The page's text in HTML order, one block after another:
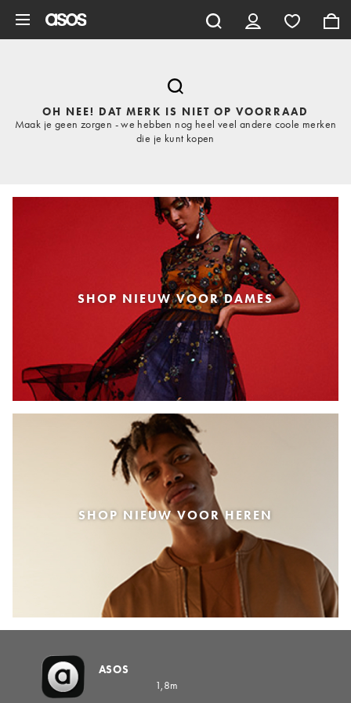
OH NEE! DAT MERK IS NIET OP VOORRAAD
Maak je geen zorgen - we hebben nog heel veel andere coole merken
die je kunt kopen
SHOP NIEUW VOOR DAMES
SHOP NIEUW VOOR HEREN
ASOS
1,8m